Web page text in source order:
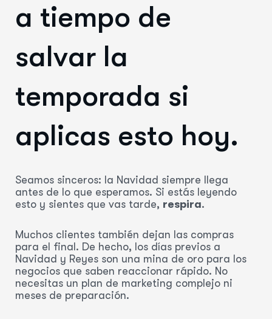
a tiempo de
salvar la
temporada si
aplicas esto hoy.
Seamos sinceros: la Navidad siempre llega
antes de lo que esperamos. Si estás leyendo
esto y sientes que vas tarde, respira.
Muchos clientes también dejan las compras
para el final. De hecho, los días previos a
Navidad y Reyes son una mina de oro para los
negocios que saben reaccionar rápido. No
necesitas un plan de marketing complejo ni
meses de preparación.